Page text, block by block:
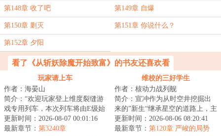
第148章 收了吧 第149章 自爆
第150章 剿灭 第151章 你说什么？
第152章 夕阳
看了《从斩妖除魔开始致富》的书友还喜欢看
玩家请上车
作者：海晏山
简介：“欢迎玩家登上维度裂缝游
戏专用列车，本次列车将由E级始
发站开往D级站点，请玩家保证生
命安全有序...
更新时间：2026-08-07 00:01:16
最新章节： 第3240章
维校的三好学生
作者：核动力战列舰
简介：宣冲作为从时空井挖掘出
来的”新生“继承星空的道路上，主
打一个自信。功课能做得好，炮
火顶得住，...
更新时间：2026-08-06 08:20:41
最新章节： 第120章 严峻的局势